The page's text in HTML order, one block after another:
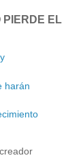
PIERDE EL
harán